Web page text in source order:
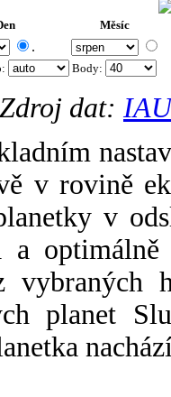
Měsíc
.
Body:
Zdroj dat:
v rovině
v
a
planet